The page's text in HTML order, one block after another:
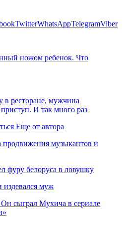
TwitterWhatsAppTelegramViber
ножом ребенок. Что
в ресторане, мужчина
И так много раз
Еще от автора
продвижения музыкантов и
фуру белоруса в ловушку
издевался муж
сыграл Мухича в сериале